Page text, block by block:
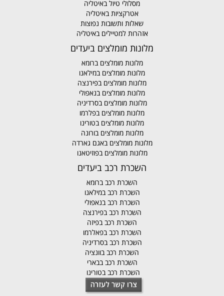
מסלולי טיול באיטליה
אטרקציות באיטליה
שאלות ותשובות נפוצות
אזהרות למטיילים באיטליה
מלונות מומלצים ביעדים
מלונות מומלצים ברומא
מלונות מומלצים במילאנו
מלונות מומלצים בפירנצה
מלונות מומלצים בנאפולי
מלונות מומלצים בסרדיניה
מלונות מומלצים בפלרמו
מלונות מומלצים בטורינו
מלונות מומלצים בורונה
מלונות מומלצים באגם גארדה
מלונות מומלצים בפוזיטאנו
השכרת רכב ביעדים
השכרת רכב ברומא
השכרת רכב במילאנו
השכרת רכב בנאפולי
השכרת רכב בפירנצה
השכרת רכב בפיזה
השכרת רכב בפאלרמו
השכרת רכב בסרדיניה
השכרת רכב בוונציה
השכרת רכב בבארי
השכרת רכב בטורינו